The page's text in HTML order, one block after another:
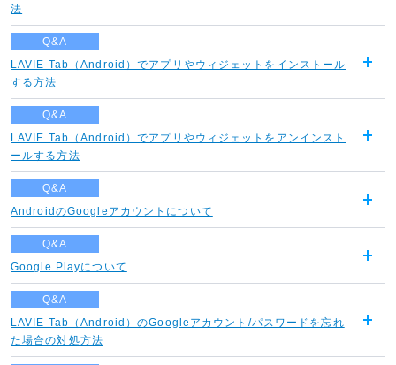
法
く
Q&A
LAVIE Tab（Android）でアプリやウィジェットをインストール
する方法
く
Q&A
LAVIE Tab（Android）でアプリやウィジェットをアンインスト
ールする方法
く
Q&A
AndroidのGoogleアカウントについて
Q&A
Google Playについて
Q&A
LAVIE Tab（Android）のGoogleアカウント/パスワードを忘れ
た場合の対処方法
く